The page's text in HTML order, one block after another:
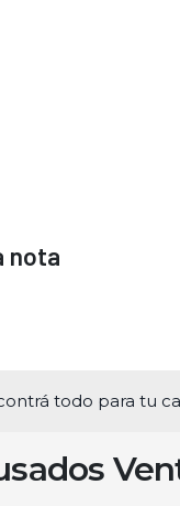
nota
todo para tu